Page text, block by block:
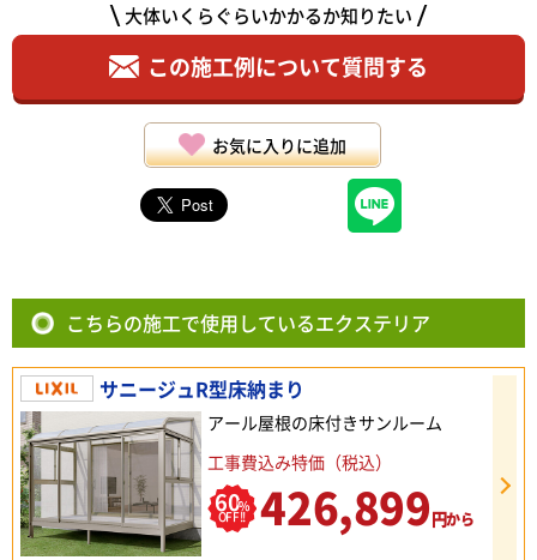
大体いくらぐらいかかるか知りたい
この施工例について質問する
お気に入りに追加
こちらの施工で使用しているエクステリア
サニージュR型床納まり
アール屋根の床付きサンルーム
工事費込み特価（税込）
60%
OFF!! 426,899円から